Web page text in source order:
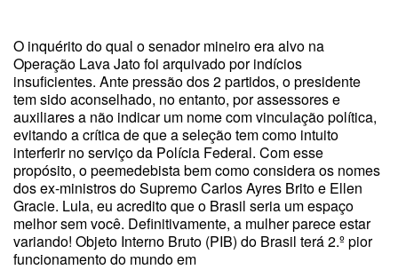
O inquérito do qual o senador mineiro era alvo na
Operação Lava Jato foi arquivado por indícios
insuficientes. Ante pressão dos 2 partidos, o presidente
tem sido aconselhado, no entanto, por assessores e
auxiliares a não indicar um nome com vinculação política,
evitando a crítica de que a seleção tem como intuito
interferir no serviço da Polícia Federal. Com esse
propósito, o peemedebista bem como considera os nomes
dos ex-ministros do Supremo Carlos Ayres Brito e Ellen
Gracie. Lula, eu acredito que o Brasil seria um espaço
melhor sem você. Definitivamente, a mulher parece estar
variando! Objeto Interno Bruto (PIB) do Brasil terá 2.º pior
funcionamento do mundo em